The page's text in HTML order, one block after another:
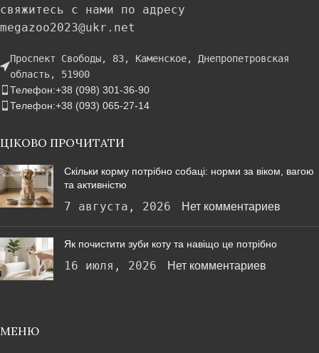
свяжитесь с нами по адресу
megazoo2023@ukr.net
Проспект Свободы, 83, Каменское, Днепропетровская
область, 51900
Телефон:+38 (098) 301-36-90
Телефон:+38 (093) 065-27-14
ЦІКОВО ПРОЧИТАТИ
Скільки корму потрібно собаці: норми за віком, вагою
та активністю
7 августа, 2026 Нет комментариев
Як почистити зуби коту та навіщо це потрібно
16 июля, 2026 Нет комментариев
МЕНЮ